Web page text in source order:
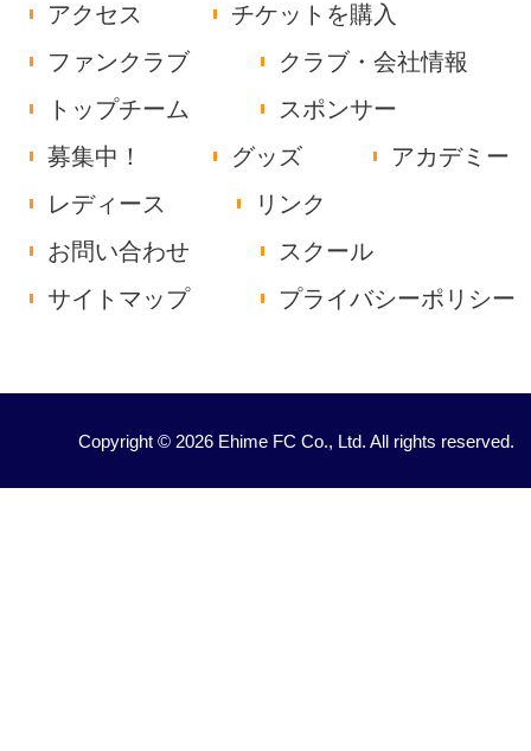
アクセス
チケットを購入
ファンクラブ
クラブ・会社情報
トップチーム
スポンサー
募集中！
グッズ
アカデミー
レディース
リンク
お問い合わせ
スクール
サイトマップ
プライバシーポリシー
Copyright © 2026 Ehime FC Co., Ltd. All rights reserved.